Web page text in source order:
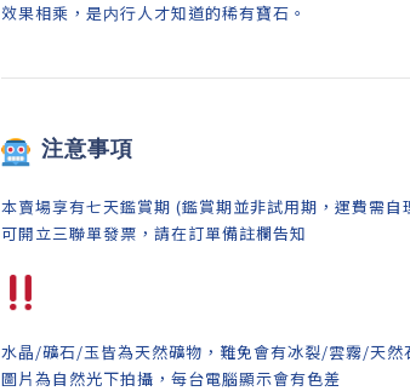
效果相乘，是内行人才知道的稀有寶石。
注意事項
本賣場享有七天鑑賞期 (鑑賞期並非試用期，運費需自
可開立三聯單發票，請在訂單備註欄告知
水晶/礦石/玉皆為天然礦物，難免會有冰裂/雲霧/天然
圖片為自然光下拍攝，每台電腦顯示會有色差